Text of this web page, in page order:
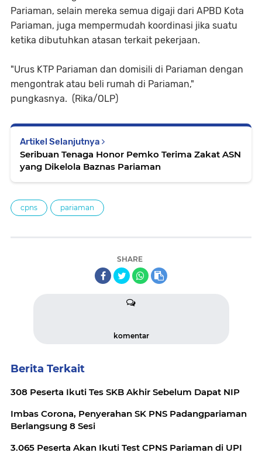
Pariaman, selain mereka semua digaji dari APBD Kota
Pariaman, juga mempermudah koordinasi jika suatu
ketika dibutuhkan atasan terkait pekerjaan.
"Urus KTP Pariaman dan domisili di Pariaman dengan
mengontrak atau beli rumah di Pariaman,"
pungkasnya. (Rika/OLP)
Artikel Selanjutnya
Seribuan Tenaga Honor Pemko Terima Zakat ASN
yang Dikelola Baznas Pariaman
cpns pariaman
SHARE
komentar
Berita Terkait
308 Peserta Ikuti Tes SKB Akhir Sebelum Dapat NIP
Imbas Corona, Penyerahan SK PNS Padangpariaman
Berlangsung 8 Sesi
3.065 Peserta Akan Ikuti Test CPNS Pariaman di UPI